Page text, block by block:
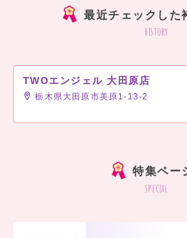
最近チェックした
history
TWOエンジェル 大田原店
栃木県大田原市美原1-13-2
特集ペー
special